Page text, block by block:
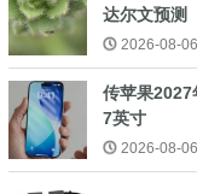
达尔文预测
2026-08-06
传苹果
7英寸
2026-08-06